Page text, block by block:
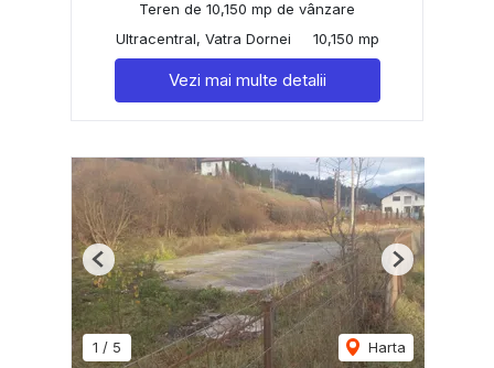
Teren de 10,150 mp de vânzare
Ultracentral, Vatra Dornei
10,150 mp
Vezi mai multe detalii
1 / 5 Harta
Previous Next